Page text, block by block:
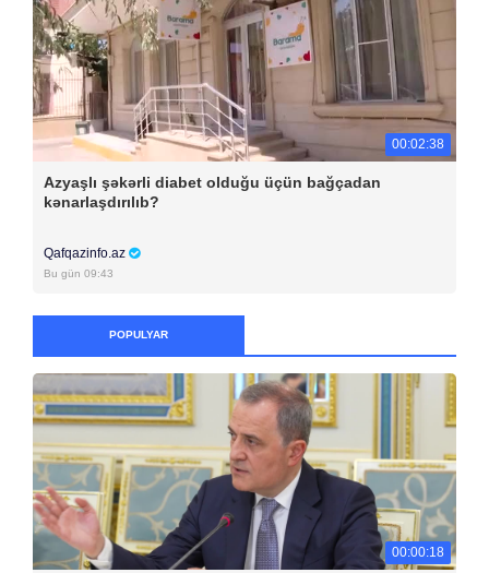
00:02:38
Azyaşlı şəkərli diabet olduğu üçün bağçadan
kənarlaşdırılıb?
Qafqazinfo.az
Bu gün 09:43
POPULYAR
00:00:18